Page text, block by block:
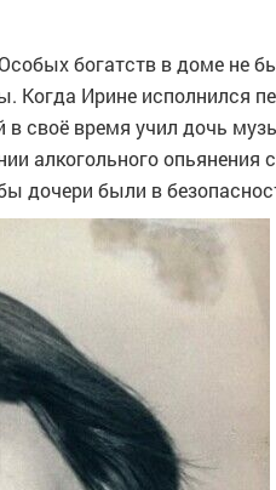
богатств в доме не
Когда Ирине исполнился
в своё время учил дочь
алкогольного опьянения
дочери были в